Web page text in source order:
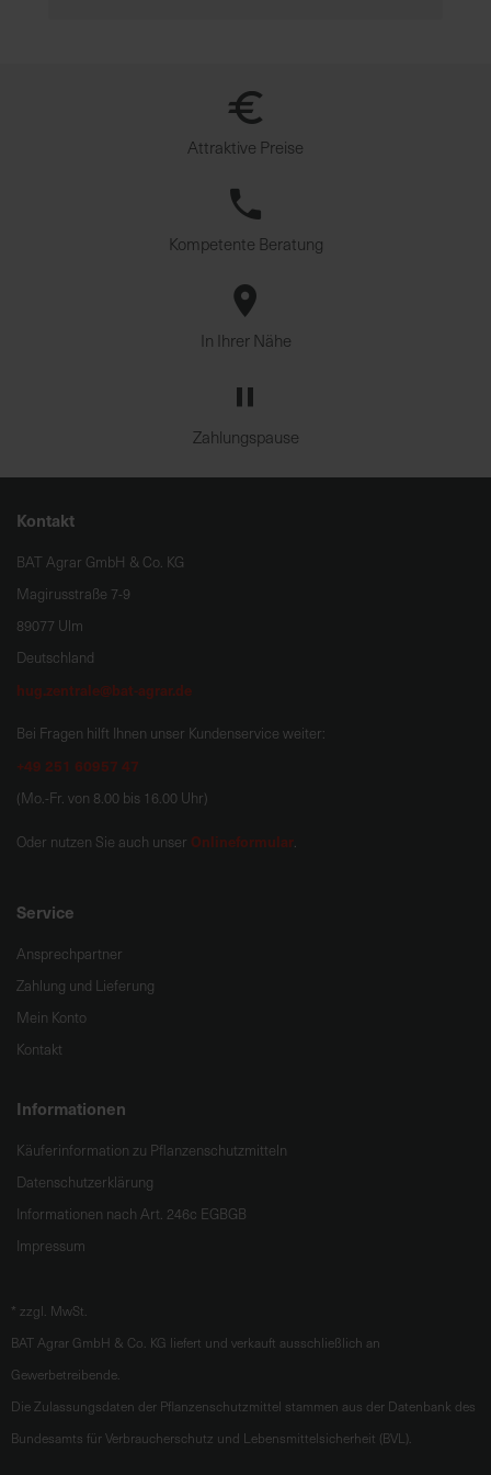
Attraktive Preise
Kompetente Beratung
In Ihrer Nähe
Zahlungspause
Kontakt
BAT Agrar GmbH & Co. KG
Magirusstraße 7-9
89077 Ulm
Deutschland
hug.zentrale@bat-agrar.de
Bei Fragen hilft Ihnen unser Kundenservice weiter:
+49 251 60957 47
(Mo.-Fr. von 8.00 bis 16.00 Uhr)
Oder nutzen Sie auch unser Onlineformular.
Service
Ansprechpartner
Zahlung und Lieferung
Mein Konto
Kontakt
Informationen
Käuferinformation zu Pflanzenschutzmitteln
Datenschutzerklärung
Informationen nach Art. 246c EGBGB
Impressum
* zzgl. MwSt.
BAT Agrar GmbH & Co. KG liefert und verkauft ausschließlich an
Gewerbetreibende.
Die Zulassungsdaten der Pflanzenschutzmittel stammen aus der Datenbank des
Bundesamts für Verbraucherschutz und Lebensmittelsicherheit (BVL).